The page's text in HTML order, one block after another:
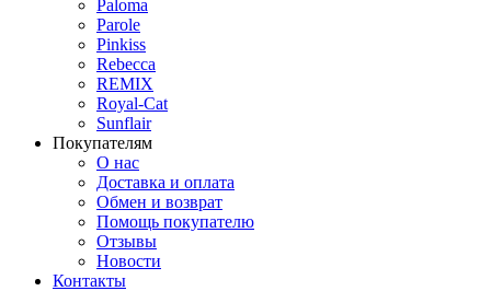
Paloma
Parole
Pinkiss
Rebecca
REMIX
Royal-Cat
Sunflair
Покупателям
О нас
Доставка и оплата
Обмен и возврат
Помощь покупателю
Отзывы
Новости
Контакты